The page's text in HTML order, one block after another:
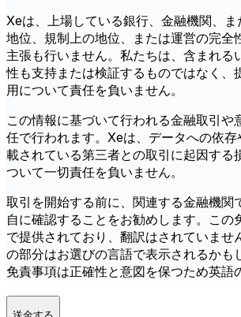
Xeは、上場している銀行、金融機関、
地位、規制上の地位、または運営の完全
主張も行いません。私たちは、含まれる
性も支持または検証するものではなく、
用について責任を負いません。
この情報に基づいて行われる金融取引や
任で行われます。Xeは、データへの依
載されている第三者との取引に起因する
ついて一切責任を負いません。
取引を開始する前に、関連する金融機関
自に確認することをお勧めします。この
で提供されており、翻訳はされていませ
の部分はお選びの言語で表示されるかも
免責事項は正確性と意図を保つため英語